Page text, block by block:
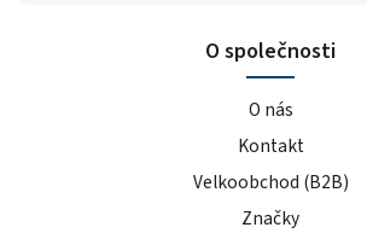
O společnosti
O nás
Kontakt
Velkoobchod (B2B)
Značky